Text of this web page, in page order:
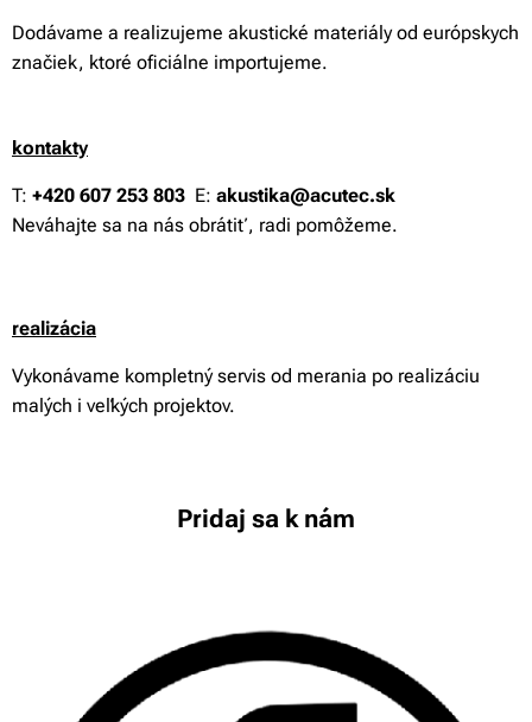
Dodávame a realizujeme akustické materiály od európskych
značiek, ktoré oficiálne importujeme.
kontakty
T: +420 607 253 803 E: akustika@acutec.sk
Neváhajte sa na nás obrátiť, radi pomôžeme.
realizácia
Vykonávame kompletný servis od merania po realizáciu
malých i veľkých projektov.
Pridaj sa k nám